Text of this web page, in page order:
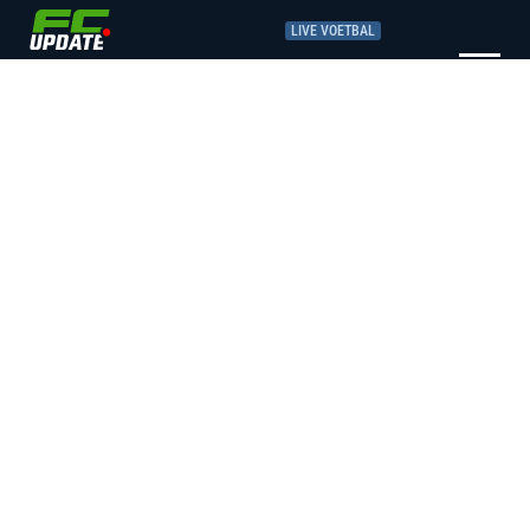
LIVE VOETBAL